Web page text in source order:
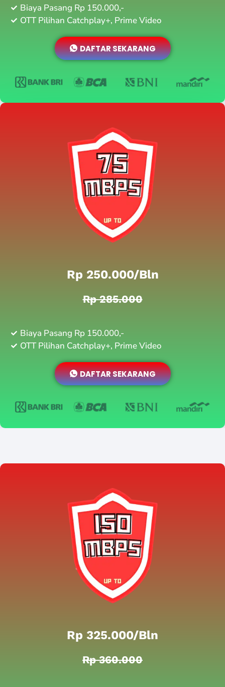
Biaya Pasang Rp 150.000,-
OTT Pilihan Catchplay+, Prime Video
DAFTAR SEKARANG
Rp 250.000/bln
Rp 285.000
Biaya Pasang Rp 150.000,-
OTT Pilihan Catchplay+, Prime Video
DAFTAR SEKARANG
Rp 325.000/bln
Rp 360.000